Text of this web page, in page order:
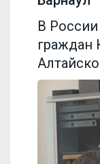
В России
граждан